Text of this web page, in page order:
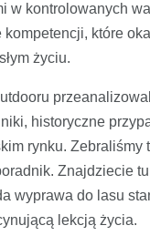
w kontrolowanych
kompetencji, które
życiu.
historyczne
rynku. Zebraliśmy
Znajdziecie
wyprawa do lasu
lekcją życia.